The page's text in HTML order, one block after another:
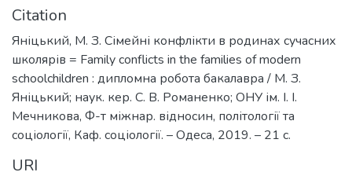
Citation
Яніцький, М. З. Сімейні конфлікти в родинах сучасних
школярів = Family conflicts in the families of modern
schoolchildren : дипломна робота бакалавра / М. З.
Яніцький; наук. кер. С. В. Романенко; ОНУ ім. І. І.
Мечникова, Ф-т міжнар. відносин, політології та
соціології, Каф. соціології. – Одеса, 2019. – 21 с.
URI